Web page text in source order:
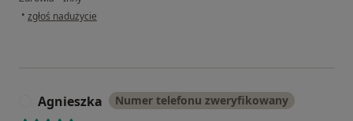
• w opinii użytkownika Ewa
zgłoś nadużycie
Agnieszka Numer telefonu zweryfikowany